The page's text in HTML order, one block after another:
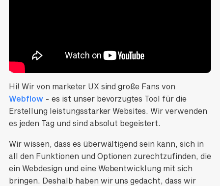
Hi! Wir von marketer UX sind große Fans von
Webflow- es ist unser bevorzugtes Tool für die
Erstellung leistungsstarker Websites. Wir verwenden
es jeden Tag und sind absolut begeistert.
Wir wissen, dass es überwältigend sein kann, sich in
all den Funktionen und Optionen zurechtzufinden, die
ein Webdesign und eine Webentwicklung mit sich
bringen. Deshalb haben wir uns gedacht, dass wir